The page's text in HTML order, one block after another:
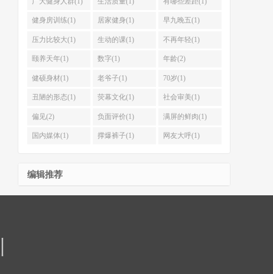
健身房训练(1) 居家健身(1) 早九晚五(1)
压力比较大(1) 生动的课(1) 不再年轻(1)
颐养天年(1) 数字(1) 年龄(2)
健硕身材(1) 老爷子(1) 70岁(1)
丑陋的形态(1) 荧幕文化(1) 社会审美(1)
偏见(2) 负面评价(1) 满屏的鲜肉(1)
国内媒体(1) 撑爆裤子(1) 网友大呼(1)
编辑推荐